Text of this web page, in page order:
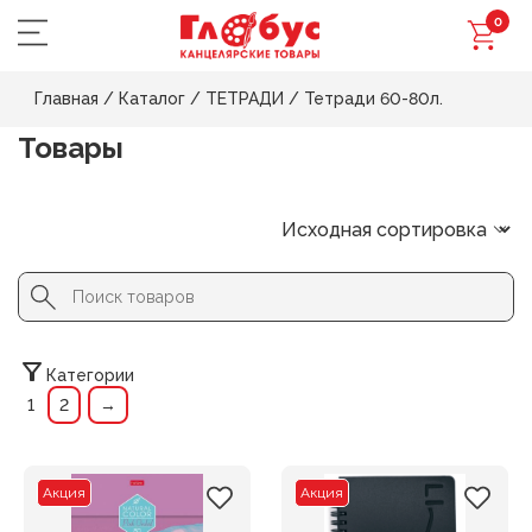
0
Главная / Каталог / ТЕТРАДИ / Тетради 60-80л.
Товары
Search
for:
Button
Категории
1
2 →
Акция Акция